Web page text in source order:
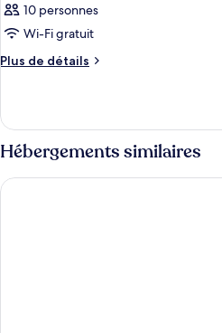
10 personnes
Wi-Fi gratuit
Plus de détails
Plus
le
type
de
Chambre
Hébergements similaires
Hilton Sorrento Palace